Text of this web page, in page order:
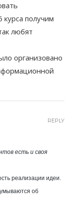
курса получим
любят
организовано
есть и своя
реализации идеи.
об
REPLY